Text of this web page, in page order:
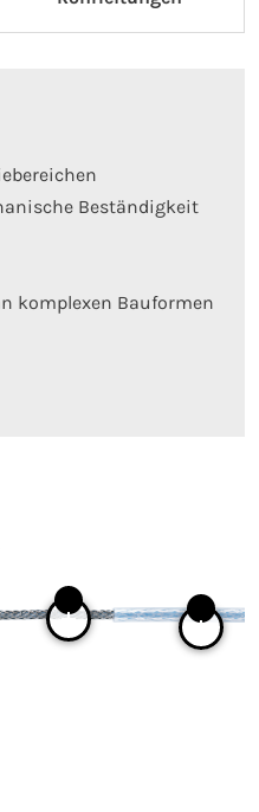
Beständigkeit
komplexen Bauformen